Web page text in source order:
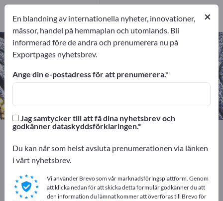
Plastväv – hitta tillverkare och
leverantörer
Exportpages Textilier Beklädnadsmaterial
Annonsera gratis på Exportpages!
Behov – Erbjudanden – Begagnade varor –
Affärskontakter >> börja här
×
En blandning av internationella nyheter, innovationer,
mässor, handel på hemmaplan och utomlands. Bli
informerad före de andra och prenumerera nu på
Exportpages nyhetsbrev.
Ange din e-postadress för att prenumerera.
Jag samtycker till att få dina nyhetsbrev och
godkänner dataskyddsförklaringen.
Du kan när som helst avsluta prenumerationen via länken
i vårt nyhetsbrev.
Vi använder Brevo som vår marknadsföringsplattform. Genom
att klicka nedan för att skicka detta formulär godkänner du att
den information du lämnat kommer att överföras till Brevo för